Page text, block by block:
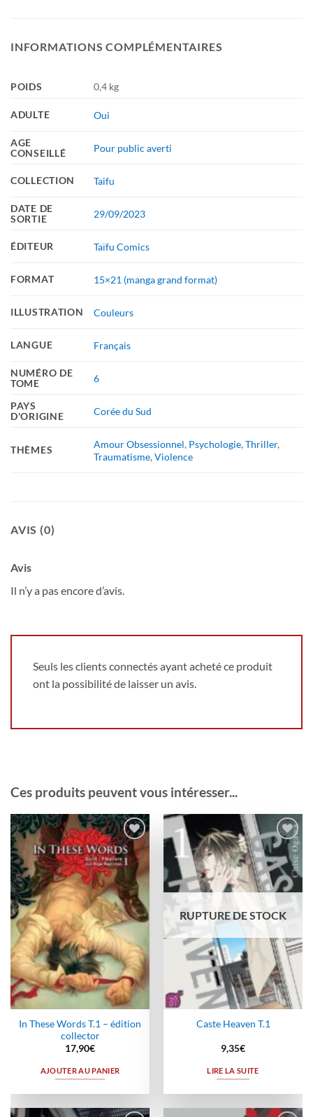
INFORMATIONS COMPLÉMENTAIRES
POIDS 0,4 kg
ADULTE Oui
AGE
CONSEILLÉ
Pour public averti
COLLECTION Taifu
DATE DE
SORTIE
29/09/2023
ÉDITEUR Taïfu Comics
FORMAT 15×21 (manga grand format)
ILLUSTRATION Couleurs
LANGUE Français
NUMÉRO DE
TOME
6
PAYS
D'ORIGINE
Corée du Sud
THÈMES
Amour Obsessionnel, Psychologie,Thriller,
Traumatisme,Violence
AVIS (0)
Avis
Il n’y a pas encore d’avis.
Seuls les clients connectés ayant acheté ce produit
ont la possibilité de laisser un avis.
Ces produits peuvent vous intéresser...
Ajouter
à la
wishlist
In These Words T.1 – édition
collector
17,90€
AJOUTER AU PANIER
Ajouter
à la
wishlist
RUPTURE DE STOCK
Caste Heaven T.1
9,35€
LIRE LA SUITE